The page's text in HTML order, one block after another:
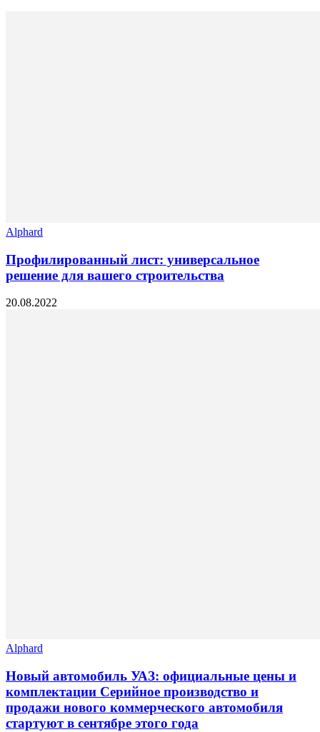
Alphard
Профилированный лист: универсальное
решение для вашего строительства
20.08.2022
Alphard
Новый автомобиль УАЗ: официальные цены и
комплектации Серийное производство и
продажи нового коммерческого автомобиля
стартуют в сентябре этого года